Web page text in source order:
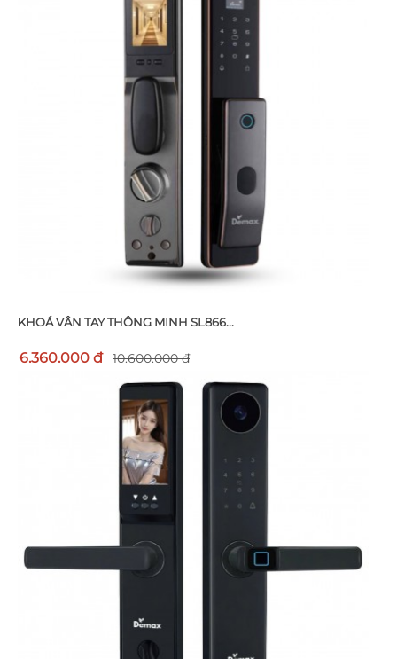
KHOÁ VÂN TAY THÔNG MINH SL866...
6.360.000 đ 10.600.000 đ